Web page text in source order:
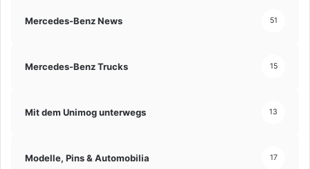
Mercedes-Benz News 51
Mercedes-Benz Trucks 15
Mit dem Unimog unterwegs 13
Modelle, Pins & Automobilia 17